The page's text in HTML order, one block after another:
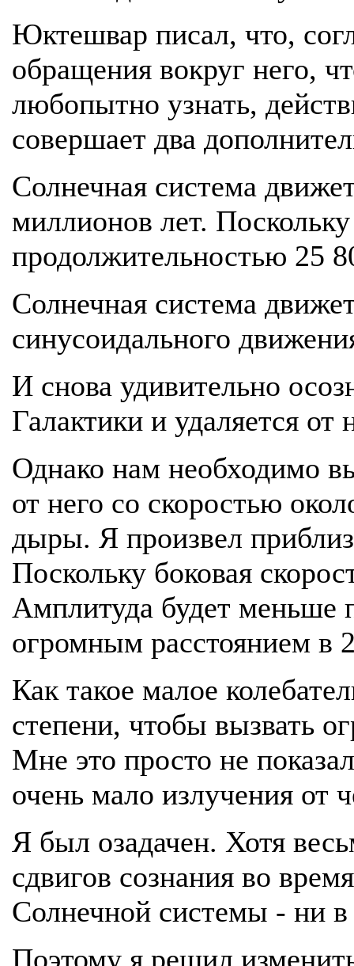
Юктешвар писал, что,
обращения вокруг него,
любопытно узнать,
совершает два
Солнечная система
миллионов лет.
продолжительностью 25
Солнечная система
синусоидального
И снова удивительно
Галактики и удаляется
Однако нам необходимо
от него со скоростью
дыры. Я произвел
Поскольку боковая
Амплитуда будет меньше
огромным расстоянием в
Как такое малое
степени, чтобы вызвать
Мне это просто не
очень мало излучения от
Я был озадачен. Хотя
сдвигов сознания во
Солнечной системы - ни в
Поэтому я решил